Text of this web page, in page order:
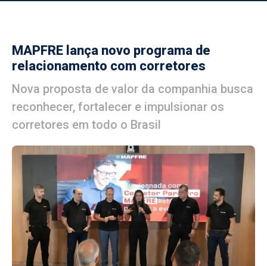
MAPFRE lança novo programa de
relacionamento com corretores
Nova proposta de valor da companhia busca
reconhecer, fortalecer e impulsionar os
corretores em todo o Brasil